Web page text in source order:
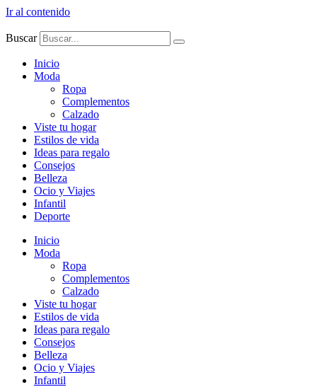
Ir al contenido
Buscar
Inicio
Moda
Ropa
Complementos
Calzado
Viste tu hogar
Estilos de vida
Ideas para regalo
Consejos
Belleza
Ocio y Viajes
Infantil
Deporte
Inicio
Moda
Ropa
Complementos
Calzado
Viste tu hogar
Estilos de vida
Ideas para regalo
Consejos
Belleza
Ocio y Viajes
Infantil